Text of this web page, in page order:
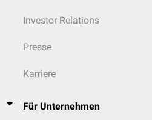
Investor Relations
Presse
Karriere
Für Unternehmen